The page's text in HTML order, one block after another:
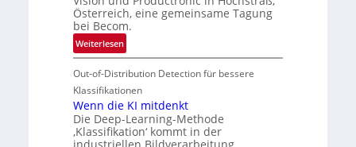
k
e
i
t
e
n
V
I
S
I
O
N
T
e
d
T
o
u
r
a
u
Österreich, eine gemeinsame Tagung
bei Becom.
Weiterlesen:
T
a
g
u
n
g
Out-of-Distribution Detection für bessere
Klassifikationen
Wenn die KI mitdenkt
Die Deep-Learning-Methode
‚Klassifikation‘ kommt in der